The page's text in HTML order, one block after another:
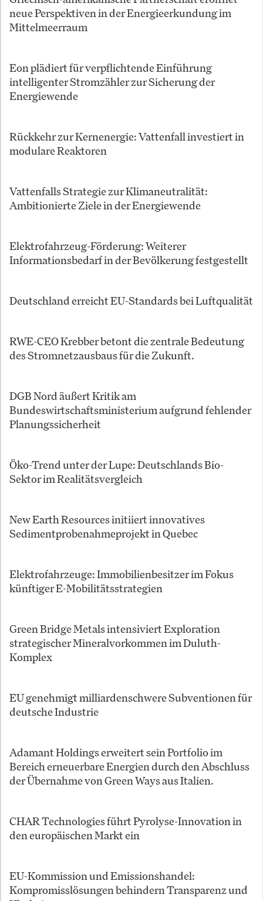
neue Perspektiven in der Energieerkundung im
Mittelmeerraum
Eon plädiert für verpflichtende Einführung
intelligenter Stromzähler zur Sicherung der
Energiewende
Rückkehr zur Kernenergie: Vattenfall investiert in
modulare Reaktoren
Vattenfalls Strategie zur Klimaneutralität:
Ambitionierte Ziele in der Energiewende
Elektrofahrzeug-Förderung: Weiterer
Informationsbedarf in der Bevölkerung festgestellt
Deutschland erreicht EU-Standards bei Luftqualität
RWE-CEO Krebber betont die zentrale Bedeutung
des Stromnetzausbaus für die Zukunft.
DGB Nord äußert Kritik am
Bundeswirtschaftsministerium aufgrund fehlender
Planungssicherheit
Öko-Trend unter der Lupe: Deutschlands Bio-
Sektor im Realitätsvergleich
New Earth Resources initiiert innovatives
Sedimentprobenahmeprojekt in Quebec
Elektrofahrzeuge: Immobilienbesitzer im Fokus
künftiger E-Mobilitätsstrategien
Green Bridge Metals intensiviert Exploration
strategischer Mineralvorkommen im Duluth-
Komplex
EU genehmigt milliardenschwere Subventionen für
deutsche Industrie
Adamant Holdings erweitert sein Portfolio im
Bereich erneuerbare Energien durch den Abschluss
der Übernahme von Green Ways aus Italien.
CHAR Technologies führt Pyrolyse-Innovation in
den europäischen Markt ein
EU-Kommission und Emissionshandel:
Kompromisslösungen behindern Transparenz und